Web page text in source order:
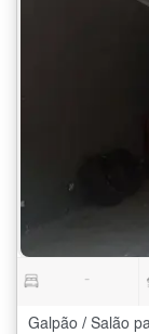
-
Galpão / Salão